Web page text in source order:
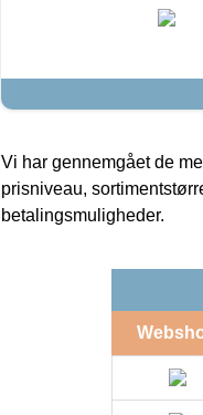
Vi har gennemgået de
prisniveau,
betalingsmuligheder.